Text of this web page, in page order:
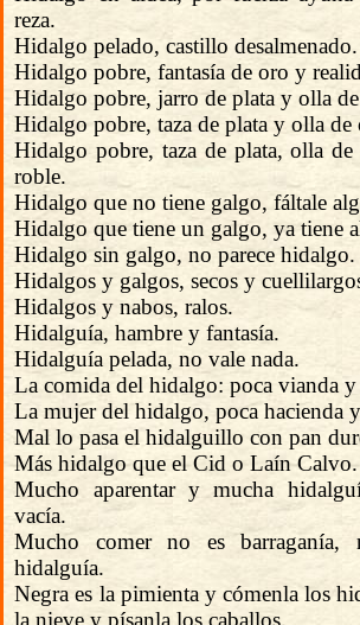
reza.
Hidalgo pelado, castillo desalmenado.
Hidalgo pobre, fantasía de oro y
Hidalgo pobre, jarro de plata y olla
Hidalgo pobre, taza de plata y olla de
Hidalgo pobre, taza de plata, olla de
roble.
Hidalgo que no tiene galgo, fáltale
Hidalgo que tiene un galgo, ya tiene
Hidalgo sin galgo, no parece hidalgo.
Hidalgos y galgos, secos y
Hidalgos y nabos, ralos.
Hidalguía, hambre y fantasía.
Hidalguía pelada, no vale nada.
La comida del hidalgo: poca vianda
La mujer del hidalgo, poca hacienda
Mal lo pasa el hidalguillo con pan
Más hidalgo que el Cid o Laín Calvo.
Mucho aparentar y mucha
vacía.
Mucho comer no es barraganía,
hidalguía.
Negra es la pimienta y cómenla los
la nieve y písanla los caballos.